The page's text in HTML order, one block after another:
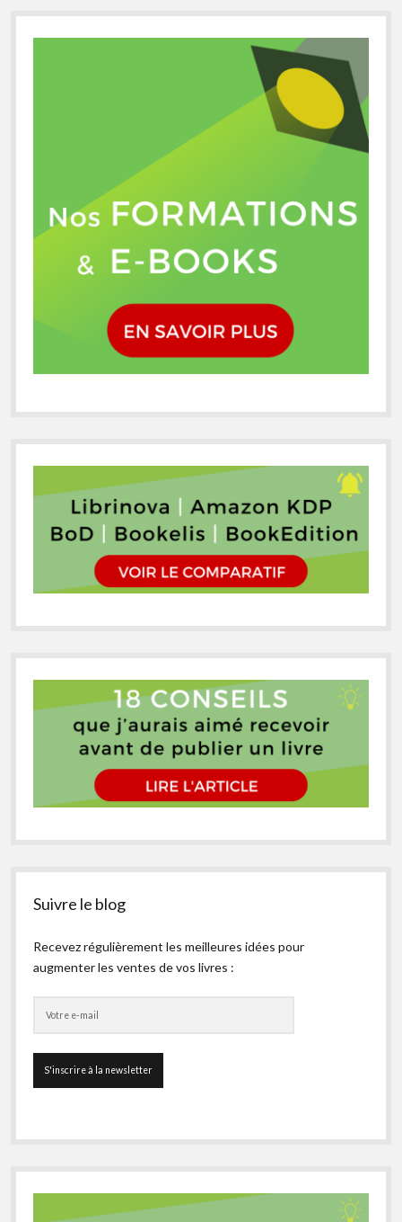
Suivre le blog
Recevez régulièrement les meilleures idées pour
augmenter les ventes de vos livres :